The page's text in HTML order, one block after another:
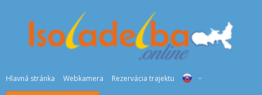
Hlavná stránka Webkamera Rezervácia trajektu